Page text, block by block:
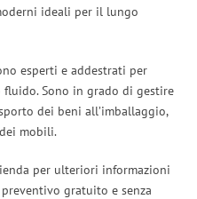
ideali per il lungo
esperti e addestrati per
Sono in grado di gestire
dei beni all’imballaggio,
mobili.
per ulteriori informazioni
gratuito e senza